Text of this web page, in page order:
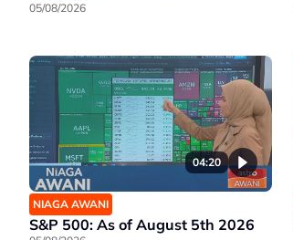
05/08/2026
04:20
NIAGA AWANI
S&P 500: As of August 5th 2026